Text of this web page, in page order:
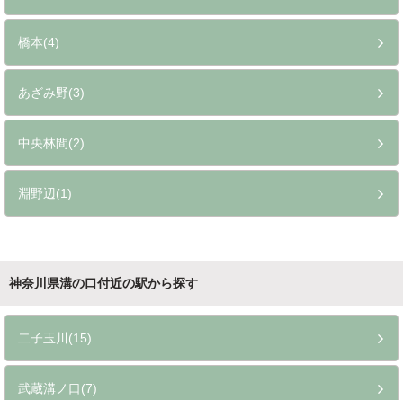
橋本(4)
あざみ野(3)
中央林間(2)
淵野辺(1)
神奈川県溝の口付近の駅から探す
二子玉川(15)
武蔵溝ノ口(7)